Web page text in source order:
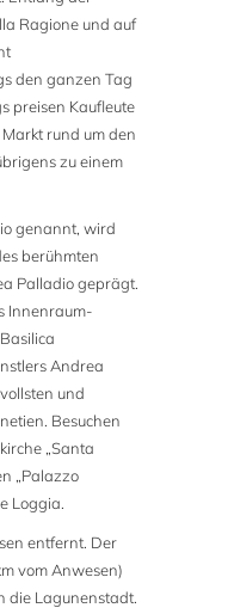
Ragione und auf
den ganzen Tag
preisen Kaufleute
rund um den
zu einem
genannt, wird
berühmten
Palladio geprägt.
Innenraum-
Andrea
und
Besuchen
„Santa
„Palazzo
Loggia.
entfernt. Der
vom Anwesen)
die Lagunenstadt.